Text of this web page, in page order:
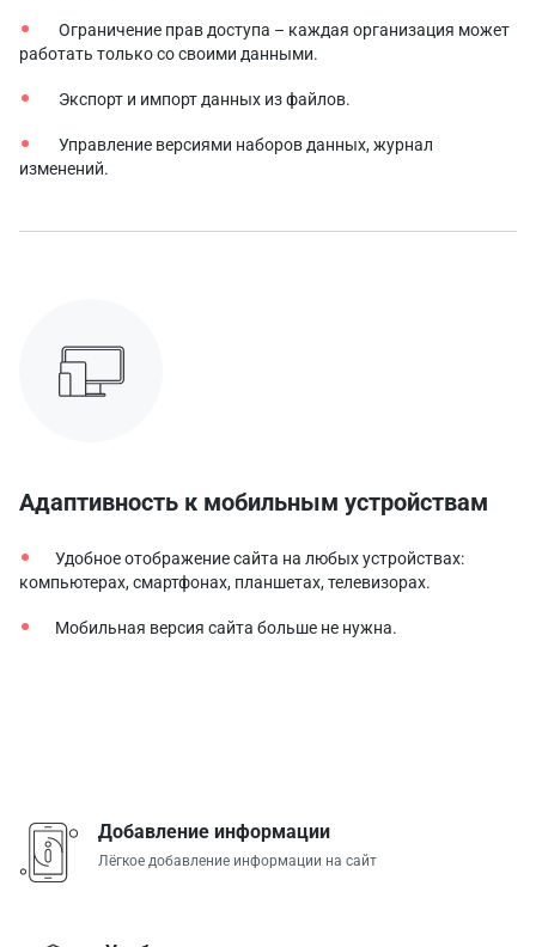
Ограничение прав доступа – каждая организация может
работать только со своими данными.
Экспорт и импорт данных из файлов.
Управление версиями наборов данных, журнал
изменений.
Адаптивность к мобильным устройствам
Удобное отображение сайта на любых устройствах:
компьютерах, смартфонах, планшетах, телевизорах.
Мобильная версия сайта больше не нужна.
Добавление информации
Лёгкое добавление информации на сайт